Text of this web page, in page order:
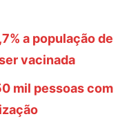
a população de
vacinada
mil pessoas com